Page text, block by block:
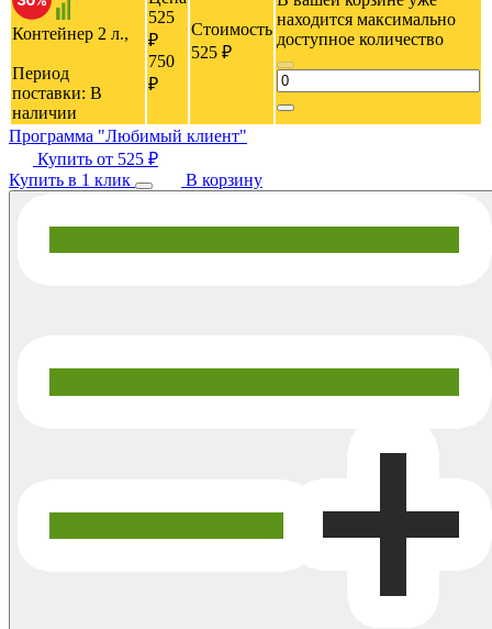
Контейнер 2 л.,
Период
поставки: В
наличии
525
₽
750
₽
Стоимость
525 ₽
находится максимально
доступное количество
Программа "Любимый клиент"
Купить от 525 ₽
Купить в 1 клик
В корзину